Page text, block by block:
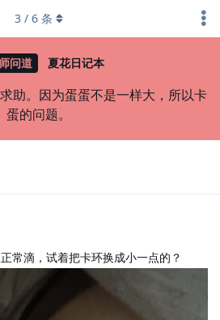
问道 夏花日记本
助。因为蛋蛋不是一样大，所以卡
蛋的问题。
3 / 6 条
常滴，试着把卡环换成小一点的？